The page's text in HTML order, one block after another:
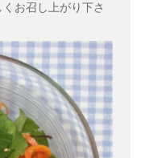
お召し上がり下さ